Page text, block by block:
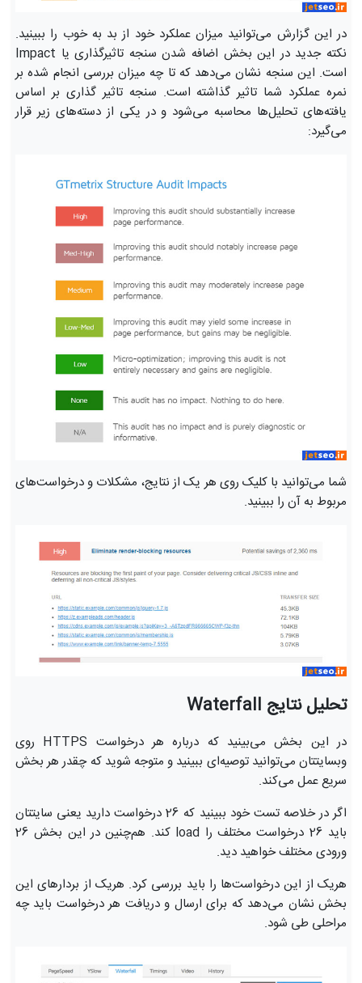
در این گزارش می‌توانید میزان عملکرد خود از بد به خوب را ببینید.
نکته جدید در این بخش اضافه شدن سنجه تاثیرگذاری یا Impact
است. این سنجه نشان می‌دهد که تا چه میزان بررسی انجام شده بر
نمره عملکرد شما تاثیر گذاشته است. سنجه تاثیر گذاری بر اساس
یافته‌های تحلیل‌ها محاسبه می‌شود و در یکی از دسته‌های زیر قرار
می‌گیرد:
شما می‌توانید با کلیک روی هر یک از نتایج، مشکلات و درخواست‌های
مربوط به آن را ببینید.
تحلیل نتایج Waterfall
در این بخش می‌بینید که درباره هر درخواست HTTPS روی
وبسایتتان می‌توانید توصیه‌ای ببینید و متوجه شوید که چقدر هر بخش
سریع عمل می‌کند.
اگر در خلاصه تست خود ببینید که 26 درخواست دارید یعنی سایتتان
باید 26 درخواست مختلف را load کند. هم‌چنین در این بخش 26
ورودی مختلف خواهید دید.
هریک از این درخواست‌ها را باید بررسی کرد. هریک از بردارهای این
بخش نشان می‌دهد که برای ارسال و دریافت هر درخواست باید چه
مراحلی طی شود.